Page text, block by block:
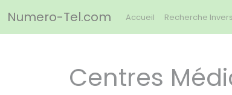
Numero-Tel.com Accueil Recherche
Centres